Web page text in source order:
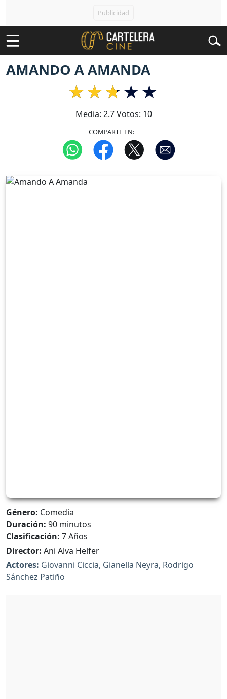
AMANDO A AMANDA
Media: 2.7Votos: 10
COMPARTE EN:
Género: Comedia
Duración: 90 minutos
Clasificación: 7 Años
Director: Ani Alva Helfer
Actores: Giovanni Ciccia, Gianella Neyra, Rodrigo
Sánchez Patiño